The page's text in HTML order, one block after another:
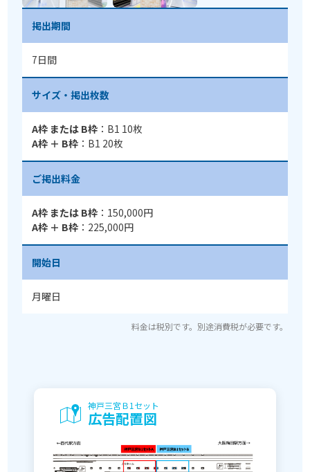
掲出期間
7日間
サイズ・掲出枚数
A枠 または B枠：B1 10枚
A枠 ＋ B枠：B1 20枚
ご掲出料金
A枠 または B枠：150,000円
A枠 ＋ B枠：225,000円
開始日
月曜日
料金は税別です。別途消費税が必要です。
神戸三宮Ｂ1セット
広告配置図